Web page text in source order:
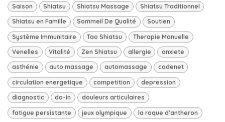
Saison Shiatsu Shiatsu Massage Shiatsu Traditionnel
Shiatsu en Famille Sommeil De Qualité Soutien
Système Immunitaire Tao Shiatsu Therapie Manuelle
Venelles Vitalité Zen Shiatsu allergie anxiete
asthénie auto massage automassage cadenet
circulation energetique competition depression
diagnostic do-in douleurs articulaires
fatigue persistante jeux olympique la roque d'antheron